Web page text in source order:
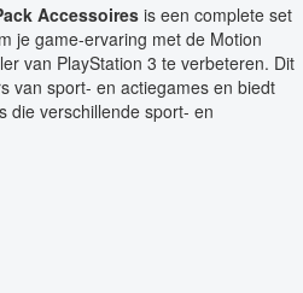
Accessoires is een complete set
je game-ervaring met de Motion
van PlayStation 3 te verbeteren. Dit
van sport- en actiegames en biedt
die verschillende sport- en